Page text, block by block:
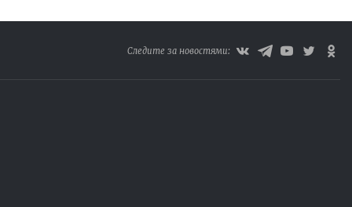
Следите за новостями: